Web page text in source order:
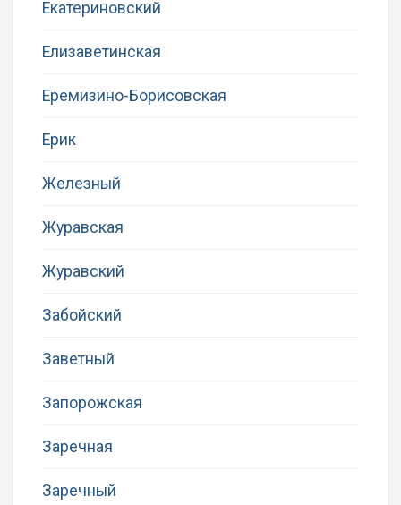
Екатериновский
Елизаветинская
Еремизино-Борисовская
Ерик
Железный
Журавская
Журавский
Забойский
Заветный
Запорожская
Заречная
Заречный